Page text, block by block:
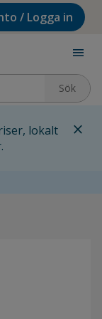
/ Logga in
menu
Sök
lokalt
close